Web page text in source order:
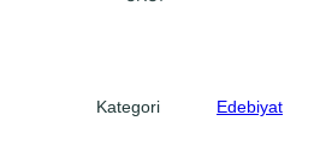
Kategori Edebiyat